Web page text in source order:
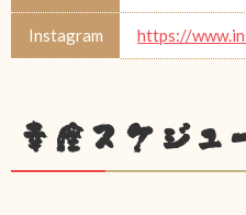
Instagram https://
幸座スケジュ